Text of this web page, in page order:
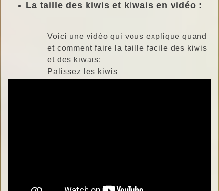
La taille des kiwis et kiwais en vidéo :
Voici une vidéo qui vous explique quand
et comment faire la taille facile des kiwis
et des kiwais:
Palissez les kiwis